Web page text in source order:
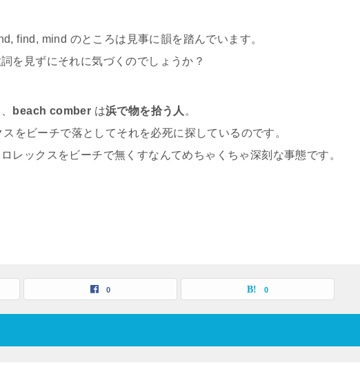
find, mind のところは見事に韻を踏んでいます。
を見ずにそれに気づくのでしょうか？
beach comber は浜で物を拾う人 。
をビーチで落としてそれを必死に探しているのです。
レックスをビーチで無くすなんてめちゃくちゃ深刻な事態です。
0 0